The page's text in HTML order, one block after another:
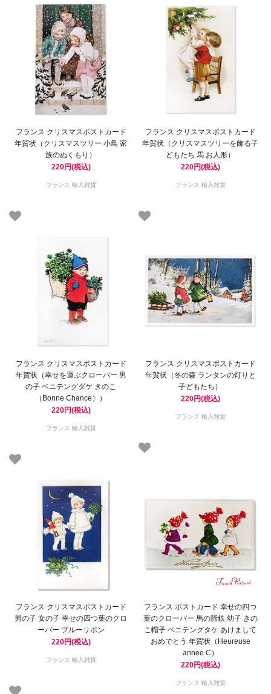
フランス クリスマスポストカード
年賀状（クリスマスツリー 小鳥 家
族のぬくもり）
220円(税込)
フランス 輸入雑貨
フランス クリスマスポストカード
年賀状（クリスマスツリーを飾る子
どもたち 馬 お人形）
220円(税込)
フランス 輸入雑貨
フランス クリスマスポストカード
年賀状（幸せを運ぶクローバー 男
の子 ベニテングダケ きのこ
（Bonne Chance））
220円(税込)
フランス 輸入雑貨
フランス クリスマスポストカード
年賀状（冬の森 ランタンの灯りと
子どもたち）
220円(税込)
フランス 輸入雑貨
フランス クリスマスポストカード
男の子 女の子 幸せの四つ葉のクロ
ーバー ブルーリボン
220円(税込)
フランス 輸入雑貨
フランス ポストカード 幸せの四つ
葉のクローバー 馬の蹄鉄 幼子 きの
こ帽子 ベニテングタケ あけまして
おめでとう 年賀状（Heureuse
annee C）
220円(税込)
フランス 輸入雑貨